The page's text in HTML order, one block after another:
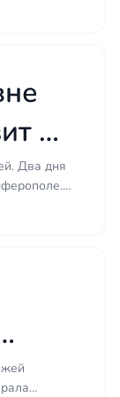
до
о
ли
Два дня